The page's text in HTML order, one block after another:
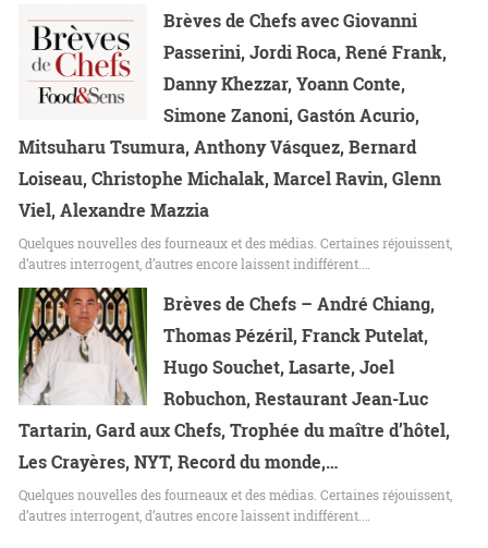
Brèves de Chefs avec Giovanni
Passerini, Jordi Roca, René Frank,
Danny Khezzar, Yoann Conte,
Simone Zanoni, Gastón Acurio,
Mitsuharu Tsumura, Anthony Vásquez, Bernard
Loiseau, Christophe Michalak, Marcel Ravin, Glenn
Viel, Alexandre Mazzia
Quelques nouvelles des fourneaux et des médias. Certaines réjouissent,
d’autres interrogent, d’autres encore laissent indifférent.…
Brèves de Chefs – André Chiang,
Thomas Pézéril, Franck Putelat,
Hugo Souchet, Lasarte, Joel
Robuchon, Restaurant Jean-Luc
Tartarin, Gard aux Chefs, Trophée du maître d’hôtel,
Les Crayères, NYT, Record du monde,…
Quelques nouvelles des fourneaux et des médias. Certaines réjouissent,
d’autres interrogent, d’autres encore laissent indifférent.…